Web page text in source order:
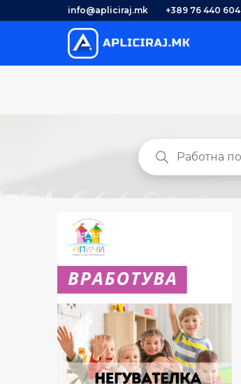
info@apliciraj.mk +389 76 440 604